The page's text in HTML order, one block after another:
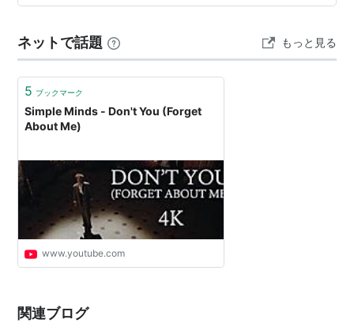
者的な倦怠感が蔓延している空虚感によるかもしれな
作り笑いで忘れたふりをされようが、無理だ。それを欺
瞞という。そういうのを垂れ流されると精神衛生上悪
い。 「徐々に品薄感」も憂鬱を招く。決して五月病と…
ネットで話題 もっと見る
5 ブックマーク
Simple Minds - Don't You (Forget
About Me)
www.youtube.com
関連ブログ